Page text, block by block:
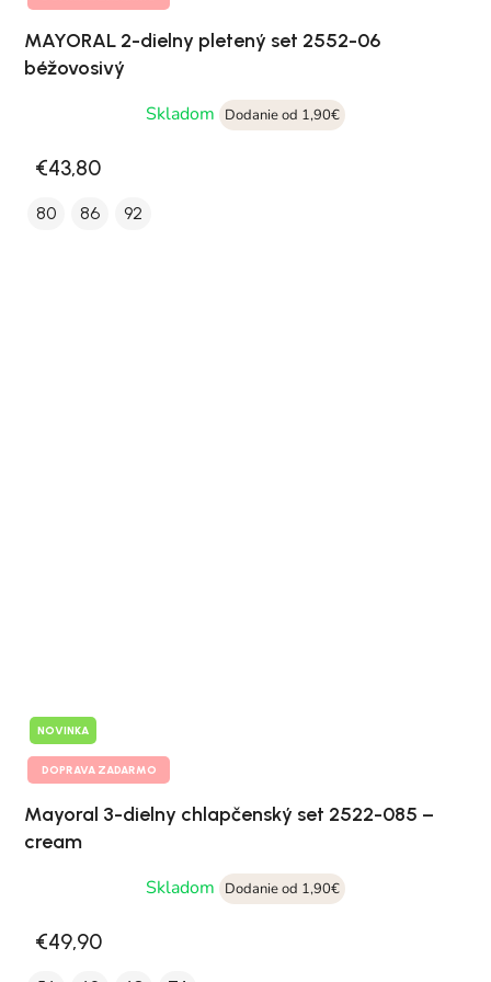
MAYORAL 2-dielny pletený set 2552-06
béžovosivý
Skladom
Dodanie od 1,90€
€43,80
80 86 92
NOVINKA
DOPRAVA ZADARMO
Mayoral 3-dielny chlapčenský set 2522-085 –
cream
Skladom
Dodanie od 1,90€
€49,90